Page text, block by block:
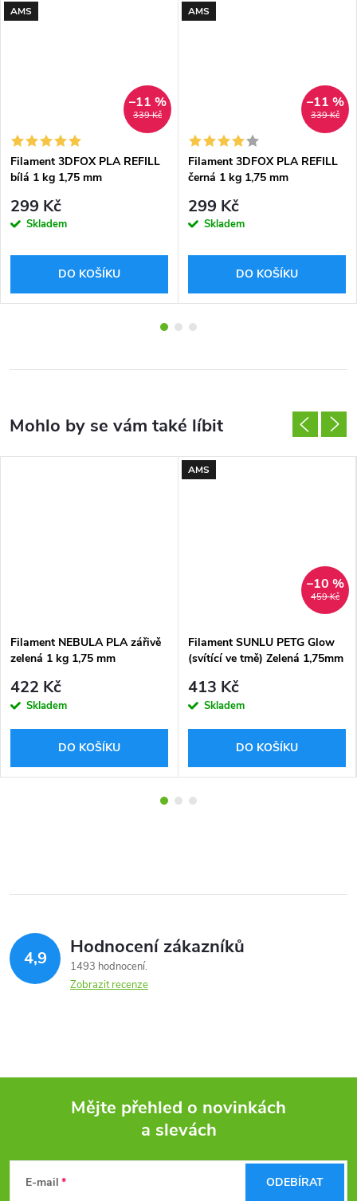
AMS
339 Kč
–11 %
Filament 3DFOX PLA REFILL
bílá 1 kg 1,75 mm
299 Kč
Skladem
DO KOŠÍKU
AMS
339 Kč
–11 %
Filament 3DFOX PLA REFILL
černá 1 kg 1,75 mm
299 Kč
Skladem
DO KOŠÍKU
Filament NEBULA PLA zářivě
zelená 1 kg 1,75 mm
422 Kč
Skladem
DO KOŠÍKU
AMS
459 Kč
–10 %
Filament SUNLU PETG Glow
(svítící ve tmě) Zelená 1,75mm
413 Kč
Skladem
DO KOŠÍKU
4,9 Hodnocení zákazníků
1493 hodnocení
Zobrazit recenze
Mějte přehled o novinkách
a slevách
E-mail ODEBÍRAT